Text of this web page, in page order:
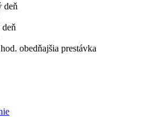
obedňajšia prestávka